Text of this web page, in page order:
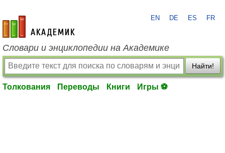
academic.ru
EN DE ES FR
Словари и энциклопедии на Академике
Найти!
Толкования Переводы Книги Игры ⚽